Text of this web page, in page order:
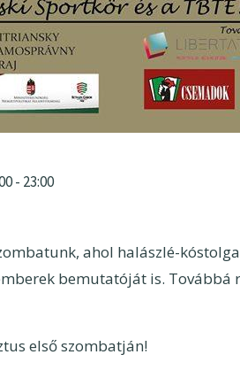
- 23:00
ahol halászlé-
bemutatóját is.
első szombatján!